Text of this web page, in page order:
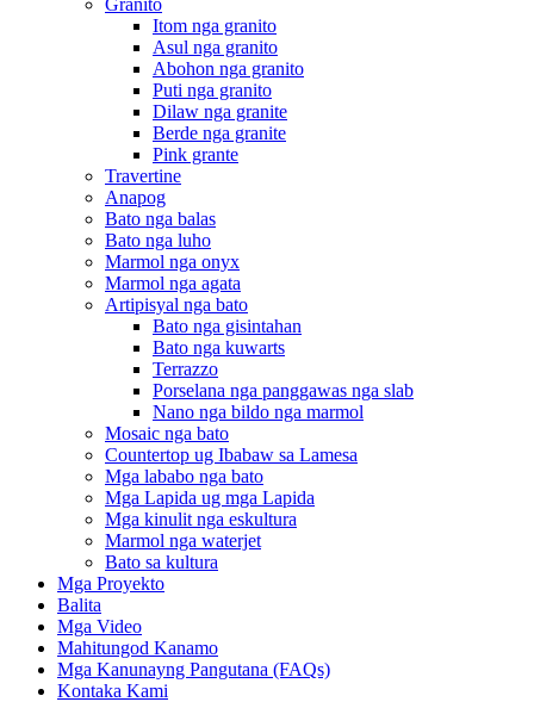
Granito
Itom nga granito
Asul nga granito
Abohon nga granito
Puti nga granito
Dilaw nga granite
Berde nga granite
Pink grante
Travertine
Anapog
Bato nga balas
Bato nga luho
Marmol nga onyx
Marmol nga agata
Artipisyal nga bato
Bato nga gisintahan
Bato nga kuwarts
Terrazzo
Porselana nga panggawas nga slab
Nano nga bildo nga marmol
Mosaic nga bato
Countertop ug Ibabaw sa Lamesa
Mga lababo nga bato
Mga Lapida ug mga Lapida
Mga kinulit nga eskultura
Marmol nga waterjet
Bato sa kultura
Mga Proyekto
Balita
Mga Video
Mahitungod Kanamo
Mga Kanunayng Pangutana (FAQs)
Kontaka Kami